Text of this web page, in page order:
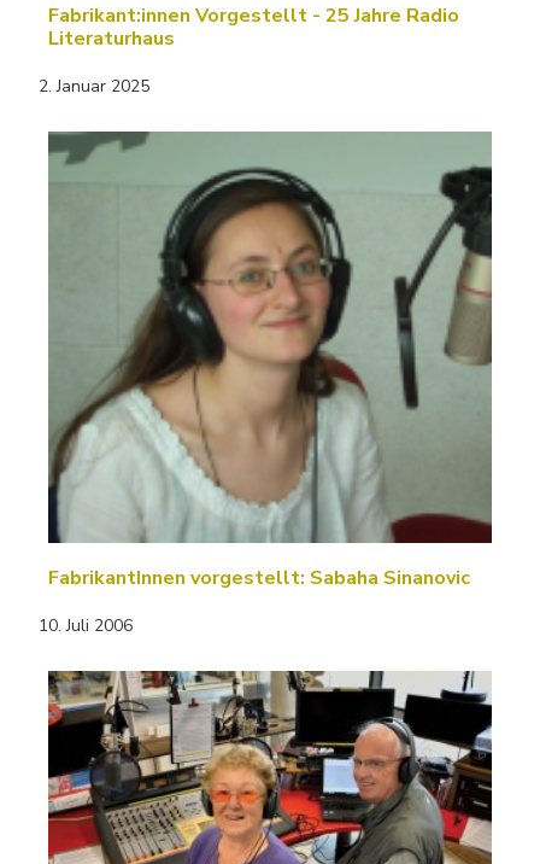
Fabrikant:innen Vorgestellt - 25 Jahre Radio
Literaturhaus
2. Januar 2025
FabrikantInnen vorgestellt: Sabaha Sinanovic
10. Juli 2006